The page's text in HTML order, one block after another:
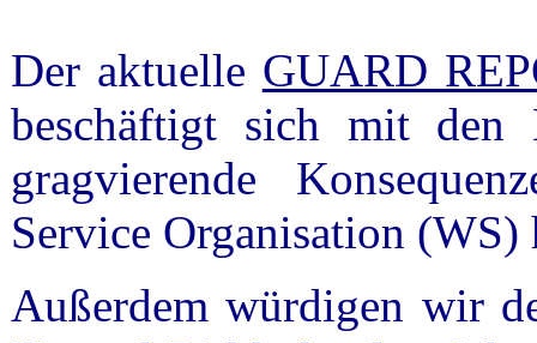
Der aktuelle GUARD
beschäftigt sich mit den
gragvierende
Service Organisation (WS)
Außerdem würdigen wir